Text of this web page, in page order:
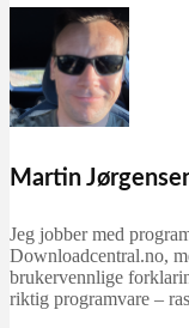
Martin Jørgensen
september 24, 2025
Martin
Jeg jobber med
Downloadcentral.no,
brukervennlige
riktig programvare –